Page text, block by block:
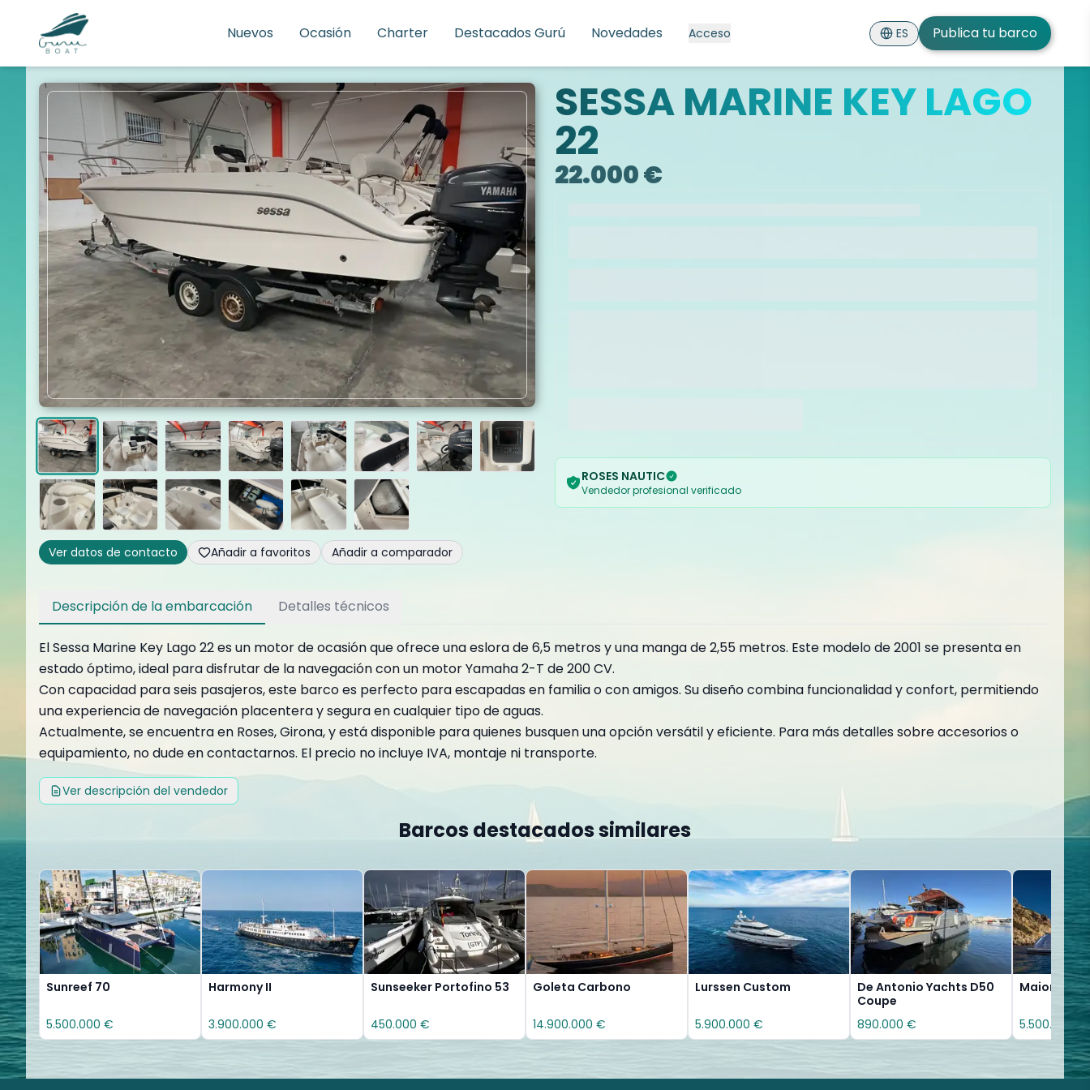
Nuevos Ocasión Charter Destacados Gurú Novedades Acceso ES Publica tu barco
Ver datos de contacto Añadir a favoritos Añadir a comparador
SESSA MARINE KEY LAGO
22
22.000 €
ROSES NAUTIC
Vendedor profesional verificado
Descripción de la embarcación Detalles técnicos
El Sessa Marine Key Lago 22 es un motor de ocasión que ofrece una eslora de 6,5 metros y una manga de 2,55 metros. Este modelo de 2001 se presenta en
estado óptimo, ideal para disfrutar de la navegación con un motor Yamaha 2-T de 200 CV.
Con capacidad para seis pasajeros, este barco es perfecto para escapadas en familia o con amigos. Su diseño combina funcionalidad y confort, permitiendo
una experiencia de navegación placentera y segura en cualquier tipo de aguas.
Actualmente, se encuentra en Roses, Girona, y está disponible para quienes busquen una opción versátil y eficiente. Para más detalles sobre accesorios o
equipamiento, no dude en contactarnos. El precio no incluye IVA, montaje ni transporte.
Ver descripción del vendedor
Barcos destacados similares
Sunreef 70
5.500.000 €
Harmony II
3.900.000 €
Sunseeker Portofino 53
450.000 €
Goleta Carbono
14.900.000 €
Lurssen Custom
5.900.000 €
De Antonio Yachts D50
Coupe
890.000 €
Maiora 39
5.500.000 €